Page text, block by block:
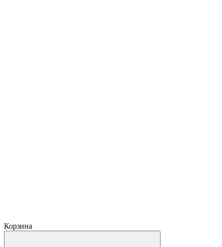
Корзина